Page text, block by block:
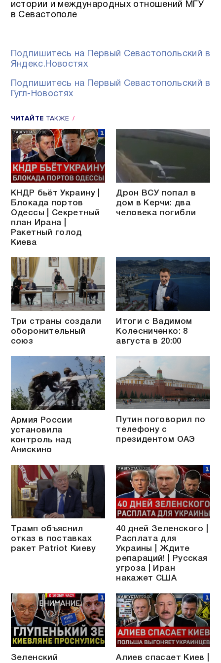
истории и международных отношений МГУ
в Севастополе
Подпишитесь на Первый Севастопольский в
Яндекс.Новостях
Подпишитесь на Первый Севастопольский в
Гугл-Новостях
ЧИТАЙТЕ ТАКЖЕ
КНДР бьёт Украину |
Блокада портов
Одессы | Секретный
план Ирана |
Ракетный голод
Киева
Дрон ВСУ попал в
дом в Керчи: два
человека погибли
Три страны создали
оборонительный
союз
Итоги с Вадимом
Колесниченко: 8
августа в 20:00
Армия России
установила
контроль над
Анискино
Путин поговорил по
телефону с
президентом ОАЭ
Трамп объяснил
отказ в поставках
ракет Patriot Киеву
40 дней Зеленского |
Расплата для
Украины | Ждите
репараций! | Русская
угроза | Иран
накажет США
Зеленский
Алиев спасает Киев |